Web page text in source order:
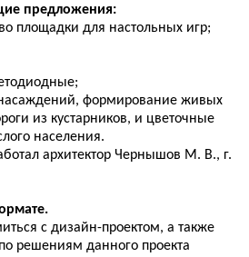
предложения:
площадки для настольных игр;
формирование живых
из кустарников, и цветочные
населения.
архитектор Чернышов М. В., г.
с дизайн-проектом, а также
решениям данного проекта